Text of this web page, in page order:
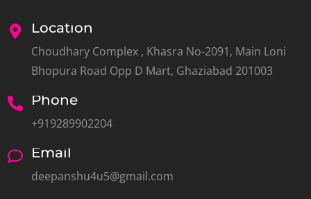
Location
Choudhary Complex , Khasra No-2091, Main Loni
Bhopura Road Opp D Mart, Ghaziabad 201003
Phone
+919289902204
Email
deepanshu4u5@gmail.com